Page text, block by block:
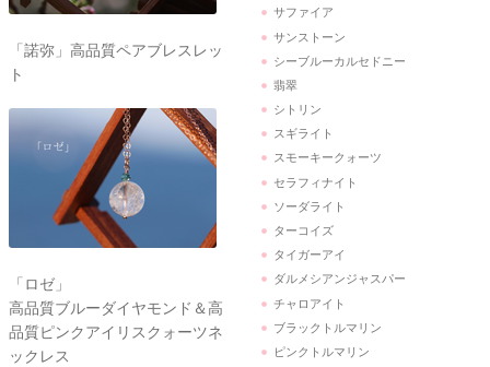
「諾弥」高品質ペアブレスレッ
ト
「ロゼ」
高品質ブルーダイヤモンド＆高
品質ピンクアイリスクォーツネ
ックレス
サファイア
サンストーン
シーブルーカルセドニー
翡翠
シトリン
スギライト
スモーキークォーツ
セラフィナイト
ソーダライト
ターコイズ
タイガーアイ
ダルメシアンジャスパー
チャロアイト
ブラックトルマリン
ピンクトルマリン